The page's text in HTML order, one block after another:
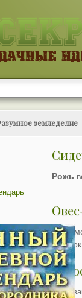
земледелие
Рожь
Овес
участок.
Мы с